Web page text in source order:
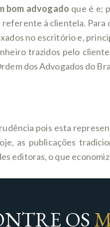
bom advogado que é e;
à clientela.
no escritório e,
trazidos pelo
dos Advogados do
pois esta
as publicações
editoras, o que
OS